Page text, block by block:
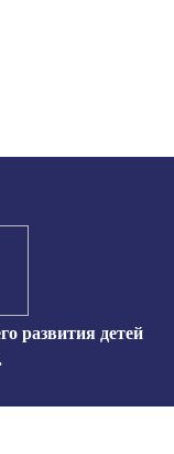
развития детей